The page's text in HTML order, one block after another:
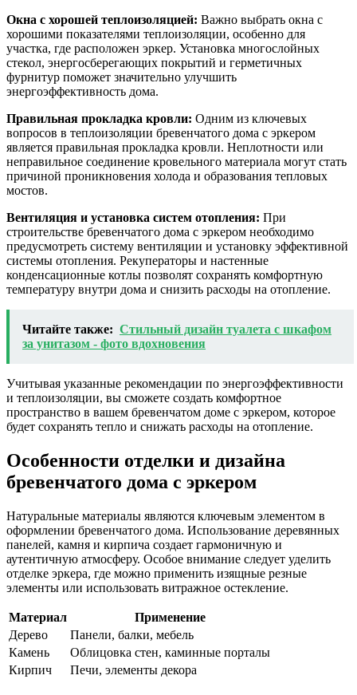
Окна с хорошей теплоизоляцией: Важно выбрать окна с
хорошими показателями теплоизоляции, особенно для
участка, где расположен эркер. Установка многослойных
стекол, энергосберегающих покрытий и герметичных
фурнитур поможет значительно улучшить
энергоэффективность дома.
Правильная прокладка кровли: Одним из ключевых
вопросов в теплоизоляции бревенчатого дома с эркером
является правильная прокладка кровли. Неплотности или
неправильное соединение кровельного материала могут стать
причиной проникновения холода и образования тепловых
мостов.
Вентиляция и установка систем отопления: При
строительстве бревенчатого дома с эркером необходимо
предусмотреть систему вентиляции и установку эффективной
системы отопления. Рекуператоры и настенные
конденсационные котлы позволят сохранять комфортную
температуру внутри дома и снизить расходы на отопление.
Читайте также: Стильный дизайн туалета с шкафом
за унитазом - фото вдохновения
Учитывая указанные рекомендации по энергоэффективности
и теплоизоляции, вы сможете создать комфортное
пространство в вашем бревенчатом доме с эркером, которое
будет сохранять тепло и снижать расходы на отопление.
Особенности отделки и дизайна
бревенчатого дома с эркером
Натуральные материалы являются ключевым элементом в
оформлении бревенчатого дома. Использование деревянных
панелей, камня и кирпича создает гармоничную и
аутентичную атмосферу. Особое внимание следует уделить
отделке эркера, где можно применить изящные резные
элементы или использовать витражное остекление.
Материал
Применение
Дерево
Панели, балки, мебель
Камень
Облицовка стен, каминные порталы
Кирпич
Печи, элементы декора